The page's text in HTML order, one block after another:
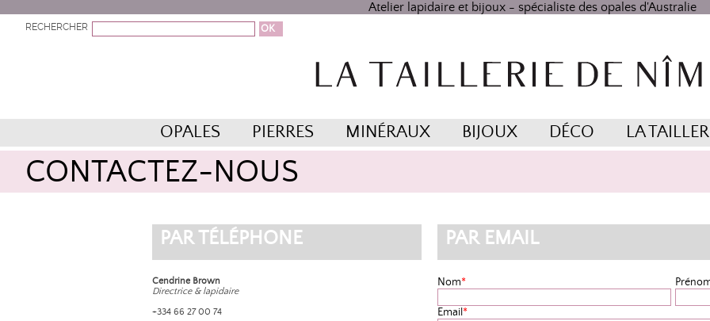
Atelier lapidaire et bijoux - spécialiste des opales d'Australie
RECHERCHER
OPALES PIERRES MINÉRAUX BIJOUX DÉCO LA
CONTACTEZ-NOUS
PAR TÉLÉPHONE
Cendrine Brown
Directrice & lapidaire
+334 66 27 00 74
PAR EMAIL
Nom*
Email *